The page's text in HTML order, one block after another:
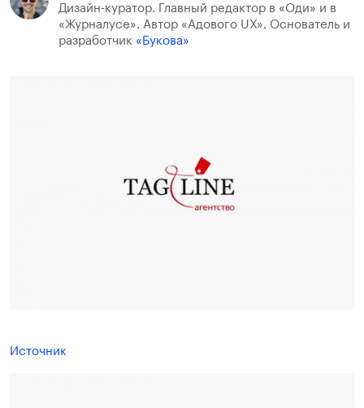
Дизайн-куратор. Главный редактор в «Оди» и в
«Журналусе». Автор «Адового UX». Основатель и
разработчик «Букова»
Источник